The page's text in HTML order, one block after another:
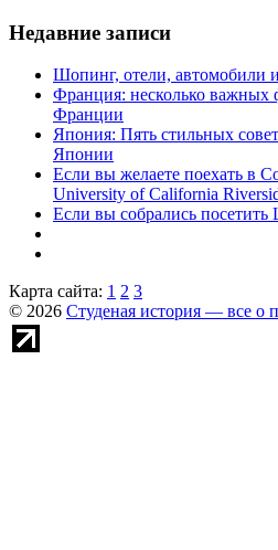
Недавние записи
Шопинг, отели, автомобили
Франция: несколько важных
Франции
Япония: Пять стильных
Японии
Если вы желаете поехать в
University of California
Если вы собрались
Карта сайта: 1 2 3
© 2026 Студеная история — все о